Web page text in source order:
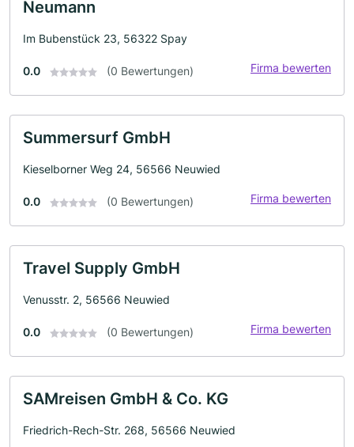
Neumann
Im Bubenstück 23, 56322 Spay
0.0 (0 Bewertungen) Firma bewerten
Summersurf GmbH
Kieselborner Weg 24, 56566 Neuwied
0.0 (0 Bewertungen) Firma bewerten
Travel Supply GmbH
Venusstr. 2, 56566 Neuwied
0.0 (0 Bewertungen) Firma bewerten
SAMreisen GmbH & Co. KG
Friedrich-Rech-Str. 268, 56566 Neuwied